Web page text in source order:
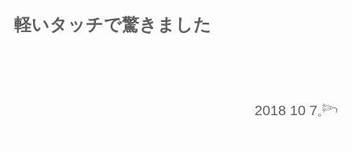
軽いタッチで驚きました
2018 10 7𓈒𓆸